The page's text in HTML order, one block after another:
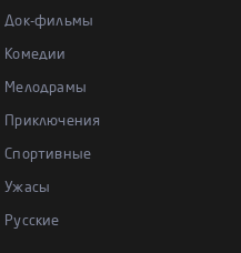
Док-фильмы
Комедии
Мелодрамы
Приключения
Спортивные
Ужасы
Русские